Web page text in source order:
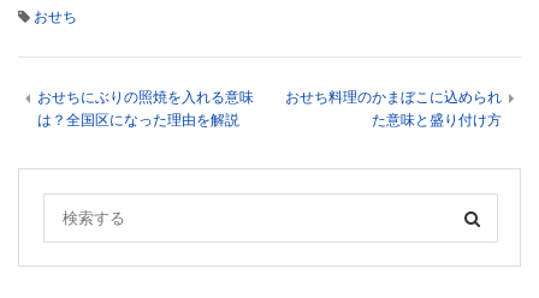
おせち
おせちにぶりの照焼を入れる意味
は？全国区になった理由を解説
おせち料理のかまぼこに込められ
た意味と盛り付け方